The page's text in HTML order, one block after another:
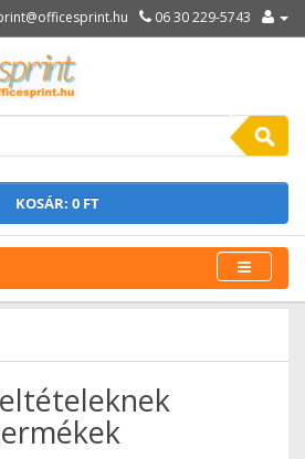
06 30 229-5743
KOSÁR: 0 FT